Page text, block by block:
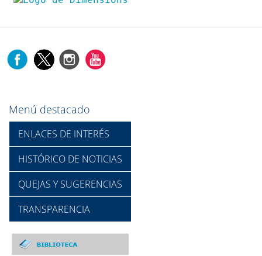
Menú destacado
ENLACES DE INTERÉS
HISTÓRICO DE NOTICIAS
QUEJAS Y SUGERENCIAS
TRANSPARENCIA